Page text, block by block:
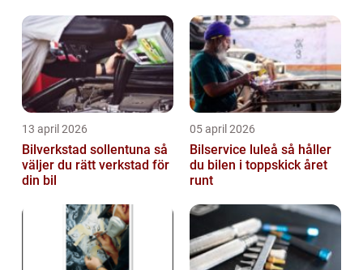
13 april 2026
Bilverkstad sollentuna så
väljer du rätt verkstad för
din bil
05 april 2026
Bilservice luleå så håller
du bilen i toppskick året
runt